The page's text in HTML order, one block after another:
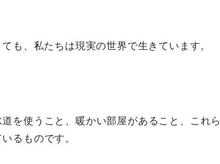
も、私たちは現実の世界で生きています。
を使うこと、暖かい部屋があること、これら
るものです。